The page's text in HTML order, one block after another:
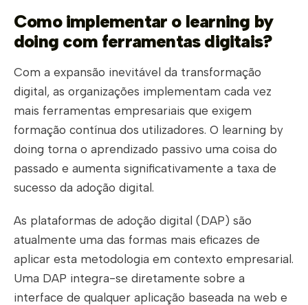
Como implementar o learning by
doing com ferramentas digitais?
Com a expansão inevitável da transformação
digital, as organizações implementam cada vez
mais ferramentas empresariais que exigem
formação contínua dos utilizadores. O learning by
doing torna o aprendizado passivo uma coisa do
passado e aumenta significativamente a taxa de
sucesso da adoção digital.
As plataformas de adoção digital (DAP) são
atualmente uma das formas mais eficazes de
aplicar esta metodologia em contexto empresarial.
Uma DAP integra-se diretamente sobre a
interface de qualquer aplicação baseada na web e